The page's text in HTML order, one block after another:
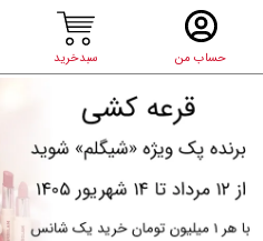
حساب من سبدخرید